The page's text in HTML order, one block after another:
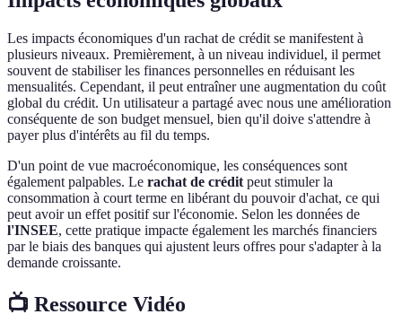
Les impacts économiques d'un rachat de crédit se manifestent à
plusieurs niveaux. Premièrement, à un niveau individuel, il permet
souvent de stabiliser les finances personnelles en réduisant les
mensualités. Cependant, il peut entraîner une augmentation du coût
global du crédit. Un utilisateur a partagé avec nous une amélioration
conséquente de son budget mensuel, bien qu'il doive s'attendre à
payer plus d'intérêts au fil du temps.
D'un point de vue macroéconomique, les conséquences sont
également palpables. Le rachat de crédit peut stimuler la
consommation à court terme en libérant du pouvoir d'achat, ce qui
peut avoir un effet positif sur l'économie. Selon les données de
l'INSEE, cette pratique impacte également les marchés financiers
par le biais des banques qui ajustent leurs offres pour s'adapter à la
demande croissante.
📺 Ressource Vidéo